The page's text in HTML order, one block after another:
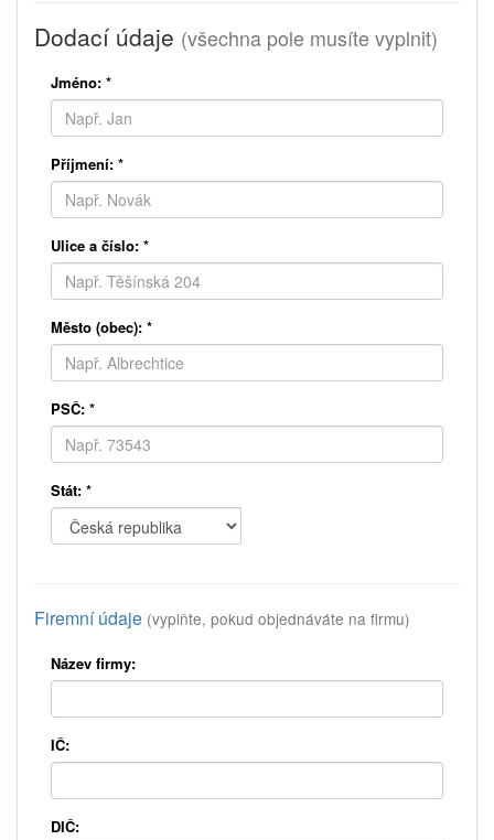
Dodací údaje (všechna pole musíte vyplnit)
Jméno: *
Příjmení: *
Ulice a číslo: *
Město (obec): *
PSČ: *
Stát: *
Firemní údaje (vyplňte, pokud objednáváte na firmu)
Název firmy:
IČ:
DIČ: